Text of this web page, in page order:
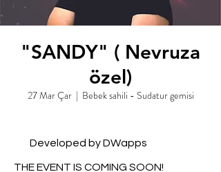
"SANDY" ( Nevruza
özel)
27 Mar Çar
  |
Bebek sahili - Sudatur gemisi
THE EVENT IS COMING SOON!
Developed by DWapps